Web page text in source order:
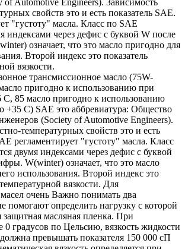
свойств это и есть показатель SAE.
"густоту" масла. Класс по SAE
индексами через дефис с буквой W после
означает, что это масло пригодно для
Второй индекс это показатель
вязкости.
трансмиссионное масло (75W-
пригодно к использованию при
С, 85 масло пригодно к использованию
+35 С) SAE это аббревиатура: Общество
(Society of Automotive Engineers).
температурных свойств это и есть
регламентирует "густоту" масла. Класс
двумя индексами через дефис с буквой
W(winter) означает, что это масло
использования. Второй индекс это
вязкости. Для
очень Важно понимать два
помогают определить нагрузку с которой
защитная масляная пленка. При
0 градусов по Цельсию, вязкость жидкости
превышать показателя 150 000 сП